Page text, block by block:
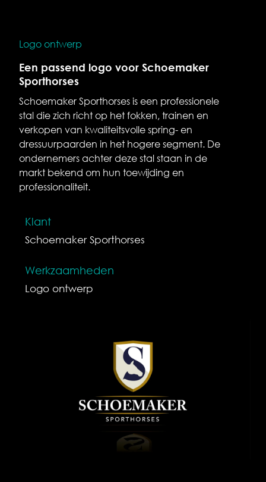
Logo ontwerp
Een passend logo voor Schoemaker
Sporthorses
Schoemaker Sporthorses is een professionele
stal die zich richt op het fokken, trainen en
verkopen van kwaliteitsvolle spring- en
dressuurpaarden in het hogere segment. De
ondernemers achter deze stal staan in de
markt bekend om hun toewijding en
professionaliteit.
Klant
Schoemaker Sporthorses
Werkzaamheden
Logo ontwerp